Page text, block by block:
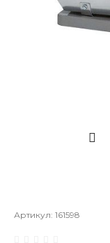
Артикул: 161598